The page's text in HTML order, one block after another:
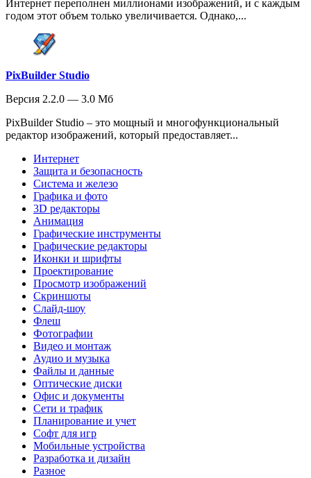
Интернет переполнен миллионами изображений, и с каждым
годом этот объем только увеличивается. Однако,...
PixBuilder Studio
Версия 2.2.0 — 3.0 Мб
PixBuilder Studio – это мощный и многофункциональный
редактор изображений, который предоставляет...
Интернет
Защита и безопасность
Система и железо
Графика и фото
3D редакторы
Анимация
Графические инструменты
Графические редакторы
Иконки и шрифты
Проектирование
Просмотр изображений
Скриншоты
Слайд-шоу
Флеш
Фотографии
Видео и монтаж
Аудио и музыка
Файлы и данные
Оптические диски
Офис и документы
Сети и трафик
Планирование и учет
Софт для игр
Мобильные устройства
Разработка и дизайн
Разное